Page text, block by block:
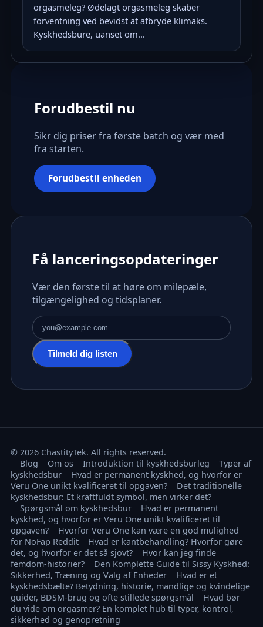
orgasmeleg? Ødelagt orgasmeleg skaber
forventning ved bevidst at afbryde klimaks.
Kyskhedsbure, uanset om...
Forudbestil nu
Sikr dig priser fra første batch og vær med
fra starten.
Forudbestil enheden
Få lanceringsopdateringer
Vær den første til at høre om milepæle,
tilgængelighed og tidsplaner.
E-mailadresse
Tilmeld dig listen
© 2026 ChastityTek. All rights reserved.
Blog
Om os Introduktion til kyskhedsburleg
Typer af
kyskhedsbur
Hvad er permanent kyskhed, og hvorfor er
Veru One unikt kvalificeret til opgaven?
Det traditionelle
kyskhedsbur: Et kraftfuldt symbol, men virker det?
Spørgsmål om kyskhedsbur
Hvad er permanent
kyskhed, og hvorfor er Veru One unikt kvalificeret til
opgaven?
Hvorfor Veru One kan være en god mulighed
for NoFap Reddit
Hvad er kantbehandling? Hvorfor gøre
det, og hvorfor er det så sjovt?
Hvor kan jeg finde
femdom-historier?
Den Komplette Guide til Sissy Kyskhed:
Sikkerhed, Træning og Valg af Enheder
Hvad er et
kyskhedsbælte? Betydning, historie, mandlige og kvindelige
guider, BDSM-brug og ofte stillede spørgsmål
Hvad bør
du vide om orgasmer? En komplet hub til typer, kontrol,
sikkerhed og genopretning